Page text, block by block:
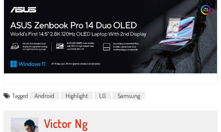
Tagged Android Highlight LG Samsung
Victor Ng